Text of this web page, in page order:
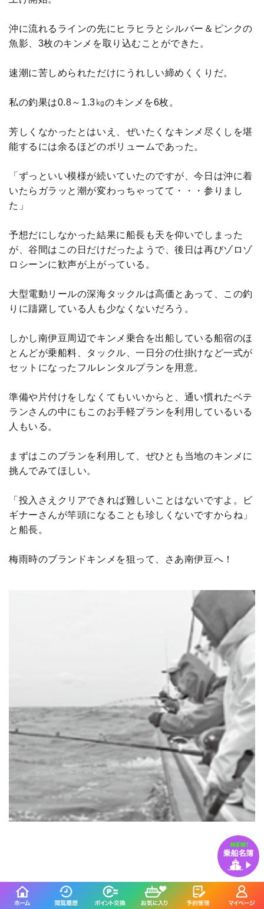
沖に流れるラインの先にヒラヒラとシルバー＆ピンクの
魚影、3枚のキンメを取り込むことができた。
速潮に苦しめられただけにうれしい締めくくりだ。
私の釣果は0.8～1.3㎏のキンメを6枚。
芳しくなかったとはいえ、ぜいたくなキンメ尽くしを堪
能するには余るほどのボリュームであった。
「ずっといい模様が続いていたのですが、今日は沖に着
いたらガラッと潮が変わっちゃってて・・・参りまし
た」
予想だにしなかった結果に船長も天を仰いでしまった
が、谷間はこの日だけだったようで、後日は再びゾロゾ
ロシーンに歓声が上がっている。
大型電動リールの深海タックルは高価とあって、この釣
りに躊躇している人も少なくないだろう。
しかし南伊豆周辺でキンメ乗合を出船している船宿のほ
とんどが乗船料、タックル、一日分の仕掛けなど一式が
セットになったフルレンタルプランを用意。
準備や片付けをしなくてもいいからと、通い慣れたベテ
ランさんの中にもこのお手軽プランを利用しているいる
人もいる。
まずはこのプランを利用して、ぜひとも当地のキンメに
挑んでみてほしい。
「投入さえクリアできれば難しいことはないですよ。ビ
ギナーさんが竿頭になることも珍しくないですからね」
と船長。
梅雨時のブランドキンメを狙って、さあ南伊豆へ！